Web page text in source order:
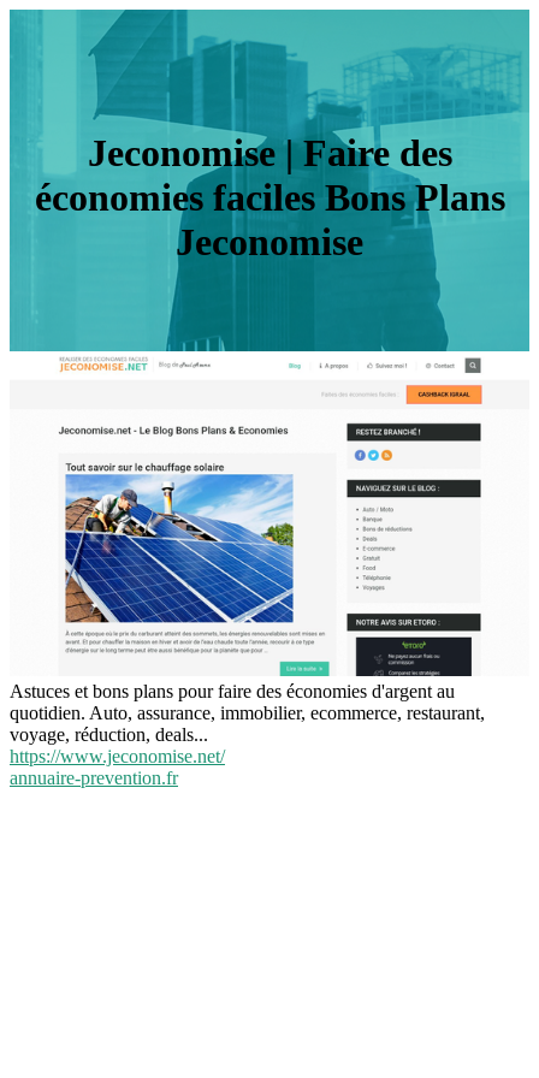
Jeconomise | Faire des
économies faciles Bons Plans
Jeconomise
Astuces et bons plans pour faire des économies d'argent au
quotidien. Auto, assurance, immobilier, ecommerce, restaurant,
voyage, réduction, deals...
https://www.jeconomise.net/
annuaire-prevention.fr